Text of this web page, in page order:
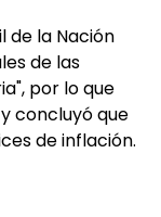
de la Nación
de las
por lo que
concluyó que
de inflación.